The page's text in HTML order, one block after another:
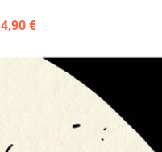
4,90€